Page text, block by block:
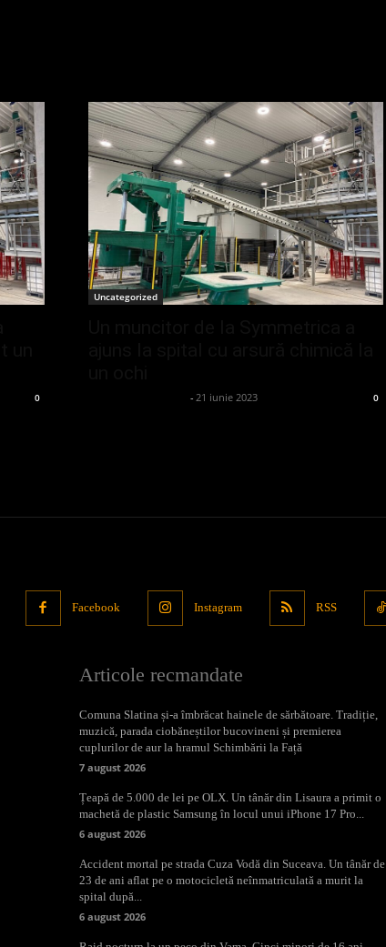
0
Uncategorized
- 21 iunie 2023 0
Facebook Instagram RSS
Articole recmandate
Comuna Slatina și-a îmbrăcat hainele de sărbătoare. Tradiție,
muzică, parada ciobăneștilor bucovineni și premierea
cuplurilor de aur la hramul Schimbării la Față
7 august 2026
Țeapă de 5.000 de lei pe OLX. Un tânăr din Lisaura a primit o
machetă de plastic Samsung în locul unui iPhone 17 Pro...
6 august 2026
Accident mortal pe strada Cuza Vodă din Suceava. Un tânăr de
23 de ani aflat pe o motocicletă neînmatriculată a murit la
spital după...
6 august 2026